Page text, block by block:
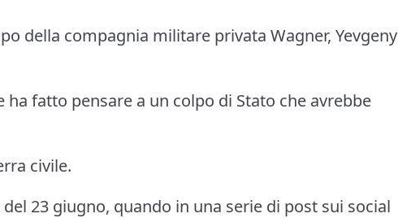
della compagnia militare privata Wagner, Yevgeny
fatto pensare a un colpo di Stato che avrebbe
civile.
23 giugno, quando in una serie di post sui social